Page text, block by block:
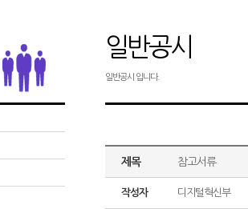
일반공시
일반공시 입니다.
제목 참고서류
작성자 디지털혁신부